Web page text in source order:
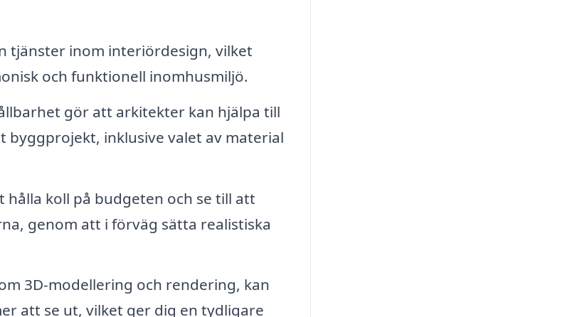
tjänster inom interiördesign, vilket
och funktionell inomhusmiljö.
gör att arkitekter kan hjälpa till
inklusive valet av material
hålla koll på budgeten och se till att
genom att i förväg sätta realistiska
3D-modellering och rendering, kan
att se ut, vilket ger dig en tydligare